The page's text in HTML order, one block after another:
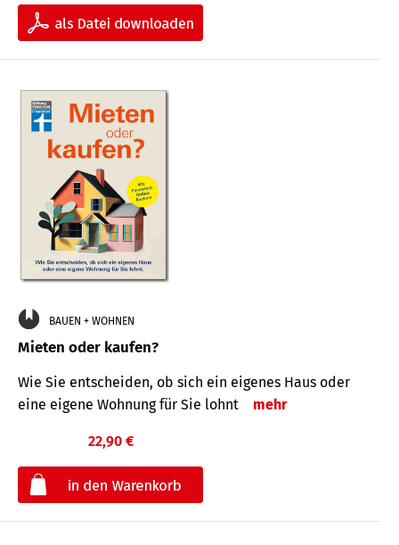
BAUEN + WOHNEN
Mieten oder kaufen?
Wie Sie entscheiden, ob sich ein eigenes Haus oder
eine eigene Wohnung für Sie lohnt
mehr
22,90 €